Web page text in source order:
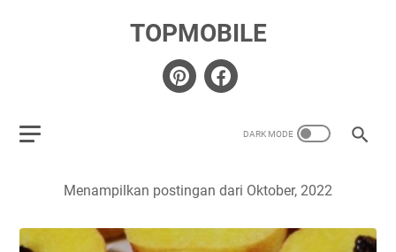
TOPMOBILE
Menampilkan postingan dari Oktober, 2022